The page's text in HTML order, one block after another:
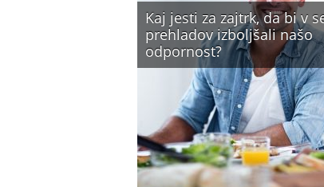
Kaj jesti za zajtrk, da bi v
prehladov izboljšali našo
odpornost?